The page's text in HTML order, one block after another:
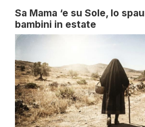
Sa Mama ‘e su Sole, lo
bambini in estate